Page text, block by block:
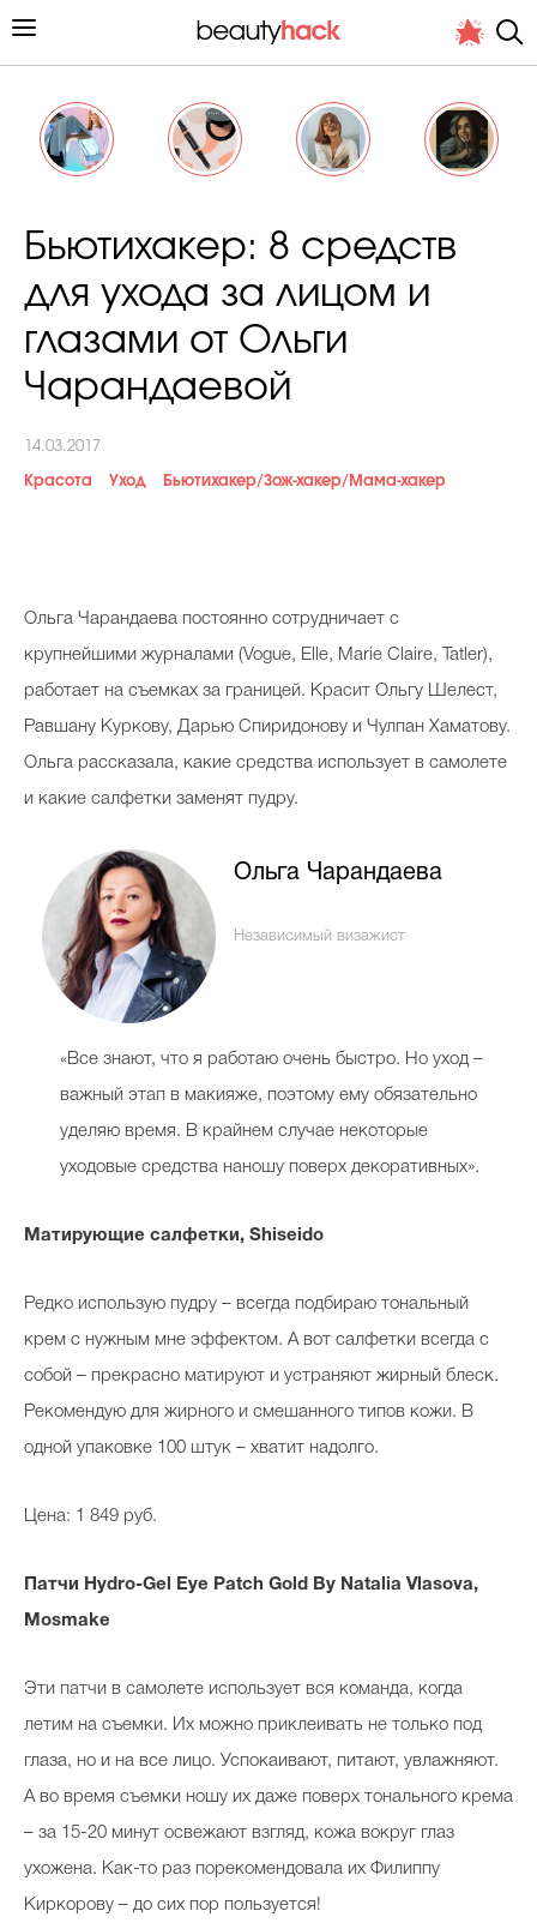
Папа может
Худеем правильно
Выбор визажистов
Выбор косметолога
Полиция красоты
Хит недели от визажиста
Celebrity дня
Beauty- битвы
Тесты
Бьютихакер: 8 средств
для ухода за лицом и
глазами от Ольги
Чарандаевой
14.03.2017
Красота Уход Бьютихакер/Зож-хакер/Мама-хакер
Ольга Чарандаева постоянно сотрудничает с
крупнейшими журналами (Vogue, Elle, Marie Claire, Tatler),
работает на съемках за границей. Красит Ольгу Шелест,
Равшану Куркову, Дарью Спиридонову и Чулпан Хаматову.
Ольга рассказала, какие средства использует в самолете
и какие салфетки заменят пудру.
Ольга Чарандаева
Независимый визажист
«Все знают, что я работаю очень быстро. Но уход –
важный этап в макияже, поэтому ему обязательно
уделяю время. В крайнем случае некоторые
уходовые средства наношу поверх декоративных».
Матирующие салфетки, Shiseido
Редко использую пудру – всегда подбираю тональный
крем с нужным мне эффектом. А вот салфетки всегда с
собой – прекрасно матируют и устраняют жирный блеск.
Рекомендую для жирного и смешанного типов кожи. В
одной упаковке 100 штук – хватит надолго.
Цена: 1 849 руб.
Патчи Hydro-Gel Eye Patch Gold By Natalia Vlasova,
Mosmake
Эти патчи в самолете использует вся команда, когда
летим на съемки. Их можно приклеивать не только под
глаза, но и на все лицо. Успокаивают, питают, увлажняют.
А во время съемки ношу их даже поверх тонального крема
– за 15-20 минут освежают взгляд, кожа вокруг глаз
ухожена. Как-то раз порекомендовала их Филиппу
Киркорову – до сих пор пользуется!